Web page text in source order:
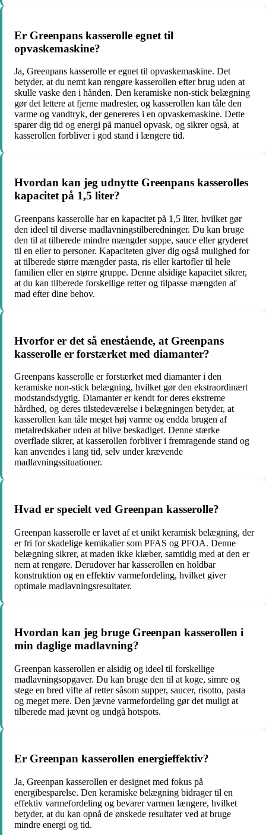
Er Greenpans kasserolle egnet til
opvaskemaskine?
Ja, Greenpans kasserolle er egnet til opvaskemaskine. Det
betyder, at du nemt kan rengøre kasserollen efter brug uden at
skulle vaske den i hånden. Den keramiske non-stick belægning
gør det lettere at fjerne madrester, og kasserollen kan tåle den
varme og vandtryk, der genereres i en opvaskemaskine. Dette
sparer dig tid og energi på manuel opvask, og sikrer også, at
kasserollen forbliver i god stand i længere tid.
Hvordan kan jeg udnytte Greenpans kasserolles
kapacitet på 1,5 liter?
Greenpans kasserolle har en kapacitet på 1,5 liter, hvilket gør
den ideel til diverse madlavningstilberedninger. Du kan bruge
den til at tilberede mindre mængder suppe, sauce eller gryderet
til en eller to personer. Kapaciteten giver dig også mulighed for
at tilberede større mængder pasta, ris eller kartofler til hele
familien eller en større gruppe. Denne alsidige kapacitet sikrer,
at du kan tilberede forskellige retter og tilpasse mængden af
mad efter dine behov.
Hvorfor er det så enestående, at Greenpans
kasserolle er forstærket med diamanter?
Greenpans kasserolle er forstærket med diamanter i den
keramiske non-stick belægning, hvilket gør den ekstraordinært
modstandsdygtig. Diamanter er kendt for deres ekstreme
hårdhed, og deres tilstedeværelse i belægningen betyder, at
kasserollen kan tåle meget høj varme og endda brugen af
metalredskaber uden at blive beskadiget. Denne stærke
overflade sikrer, at kasserollen forbliver i fremragende stand og
kan anvendes i lang tid, selv under krævende
madlavningssituationer.
Hvad er specielt ved Greenpan kasserolle?
Greenpan kasserolle er lavet af et unikt keramisk belægning, der
er fri for skadelige kemikalier som PFAS og PFOA. Denne
belægning sikrer, at maden ikke klæber, samtidig med at den er
nem at rengøre. Derudover har kasserollen en holdbar
konstruktion og en effektiv varmefordeling, hvilket giver
optimale madlavningsresultater.
Hvordan kan jeg bruge Greenpan kasserollen i
min daglige madlavning?
Greenpan kasserollen er alsidig og ideel til forskellige
madlavningsopgaver. Du kan bruge den til at koge, simre og
stege en bred vifte af retter såsom supper, saucer, risotto, pasta
og meget mere. Den jævne varmefordeling gør det muligt at
tilberede mad jævnt og undgå hotspots.
Er Greenpan kasserollen energieffektiv?
Ja, Greenpan kasserollen er designet med fokus på
energibesparelse. Den keramiske belægning bidrager til en
effektiv varmefordeling og bevarer varmen længere, hvilket
betyder, at du kan opnå de ønskede resultater ved at bruge
mindre energi og tid.